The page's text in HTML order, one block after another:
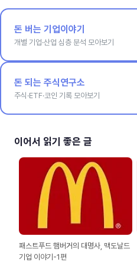
돈 버는 기업이야기
개별 기업·산업 심층 분석 모아보기
돈 되는 주식연구소
주식·ETF·코인 기록 모아보기
이어서 읽기 좋은 글
패스트푸드 햄버거의 대명사, 맥도날드
기업 이야기-1편